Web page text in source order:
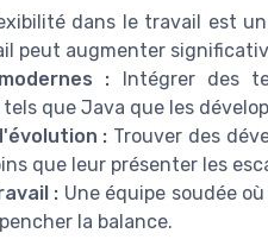
dans le travail est
peut augmenter
: Intégrer des
que Java que les
: Trouver des
que leur présenter les
: Une équipe soudée
la balance.